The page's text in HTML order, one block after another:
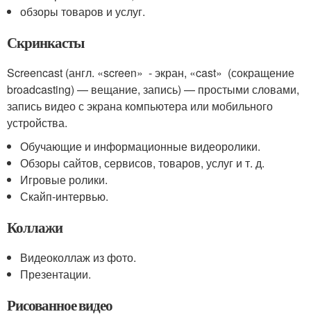
обзоры товаров и услуг.
Скринкасты
Screencast (англ. «screen» - экран, «cast» (сокращение
broadcasting) — вещание, запись) — простыми словами,
запись видео с экрана компьютера или мобильного
устройства.
Обучающие и информационные видеоролики.
Обзоры сайтов, сервисов, товаров, услуг и т. д.
Игровые ролики.
Скайп-интервью.
Коллажи
Видеоколлаж из фото.
Презентации.
Рисованное видео